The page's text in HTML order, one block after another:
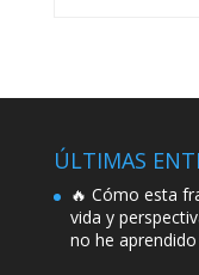
ÚLTIMAS
🔥 Cómo esta
vida y
no he